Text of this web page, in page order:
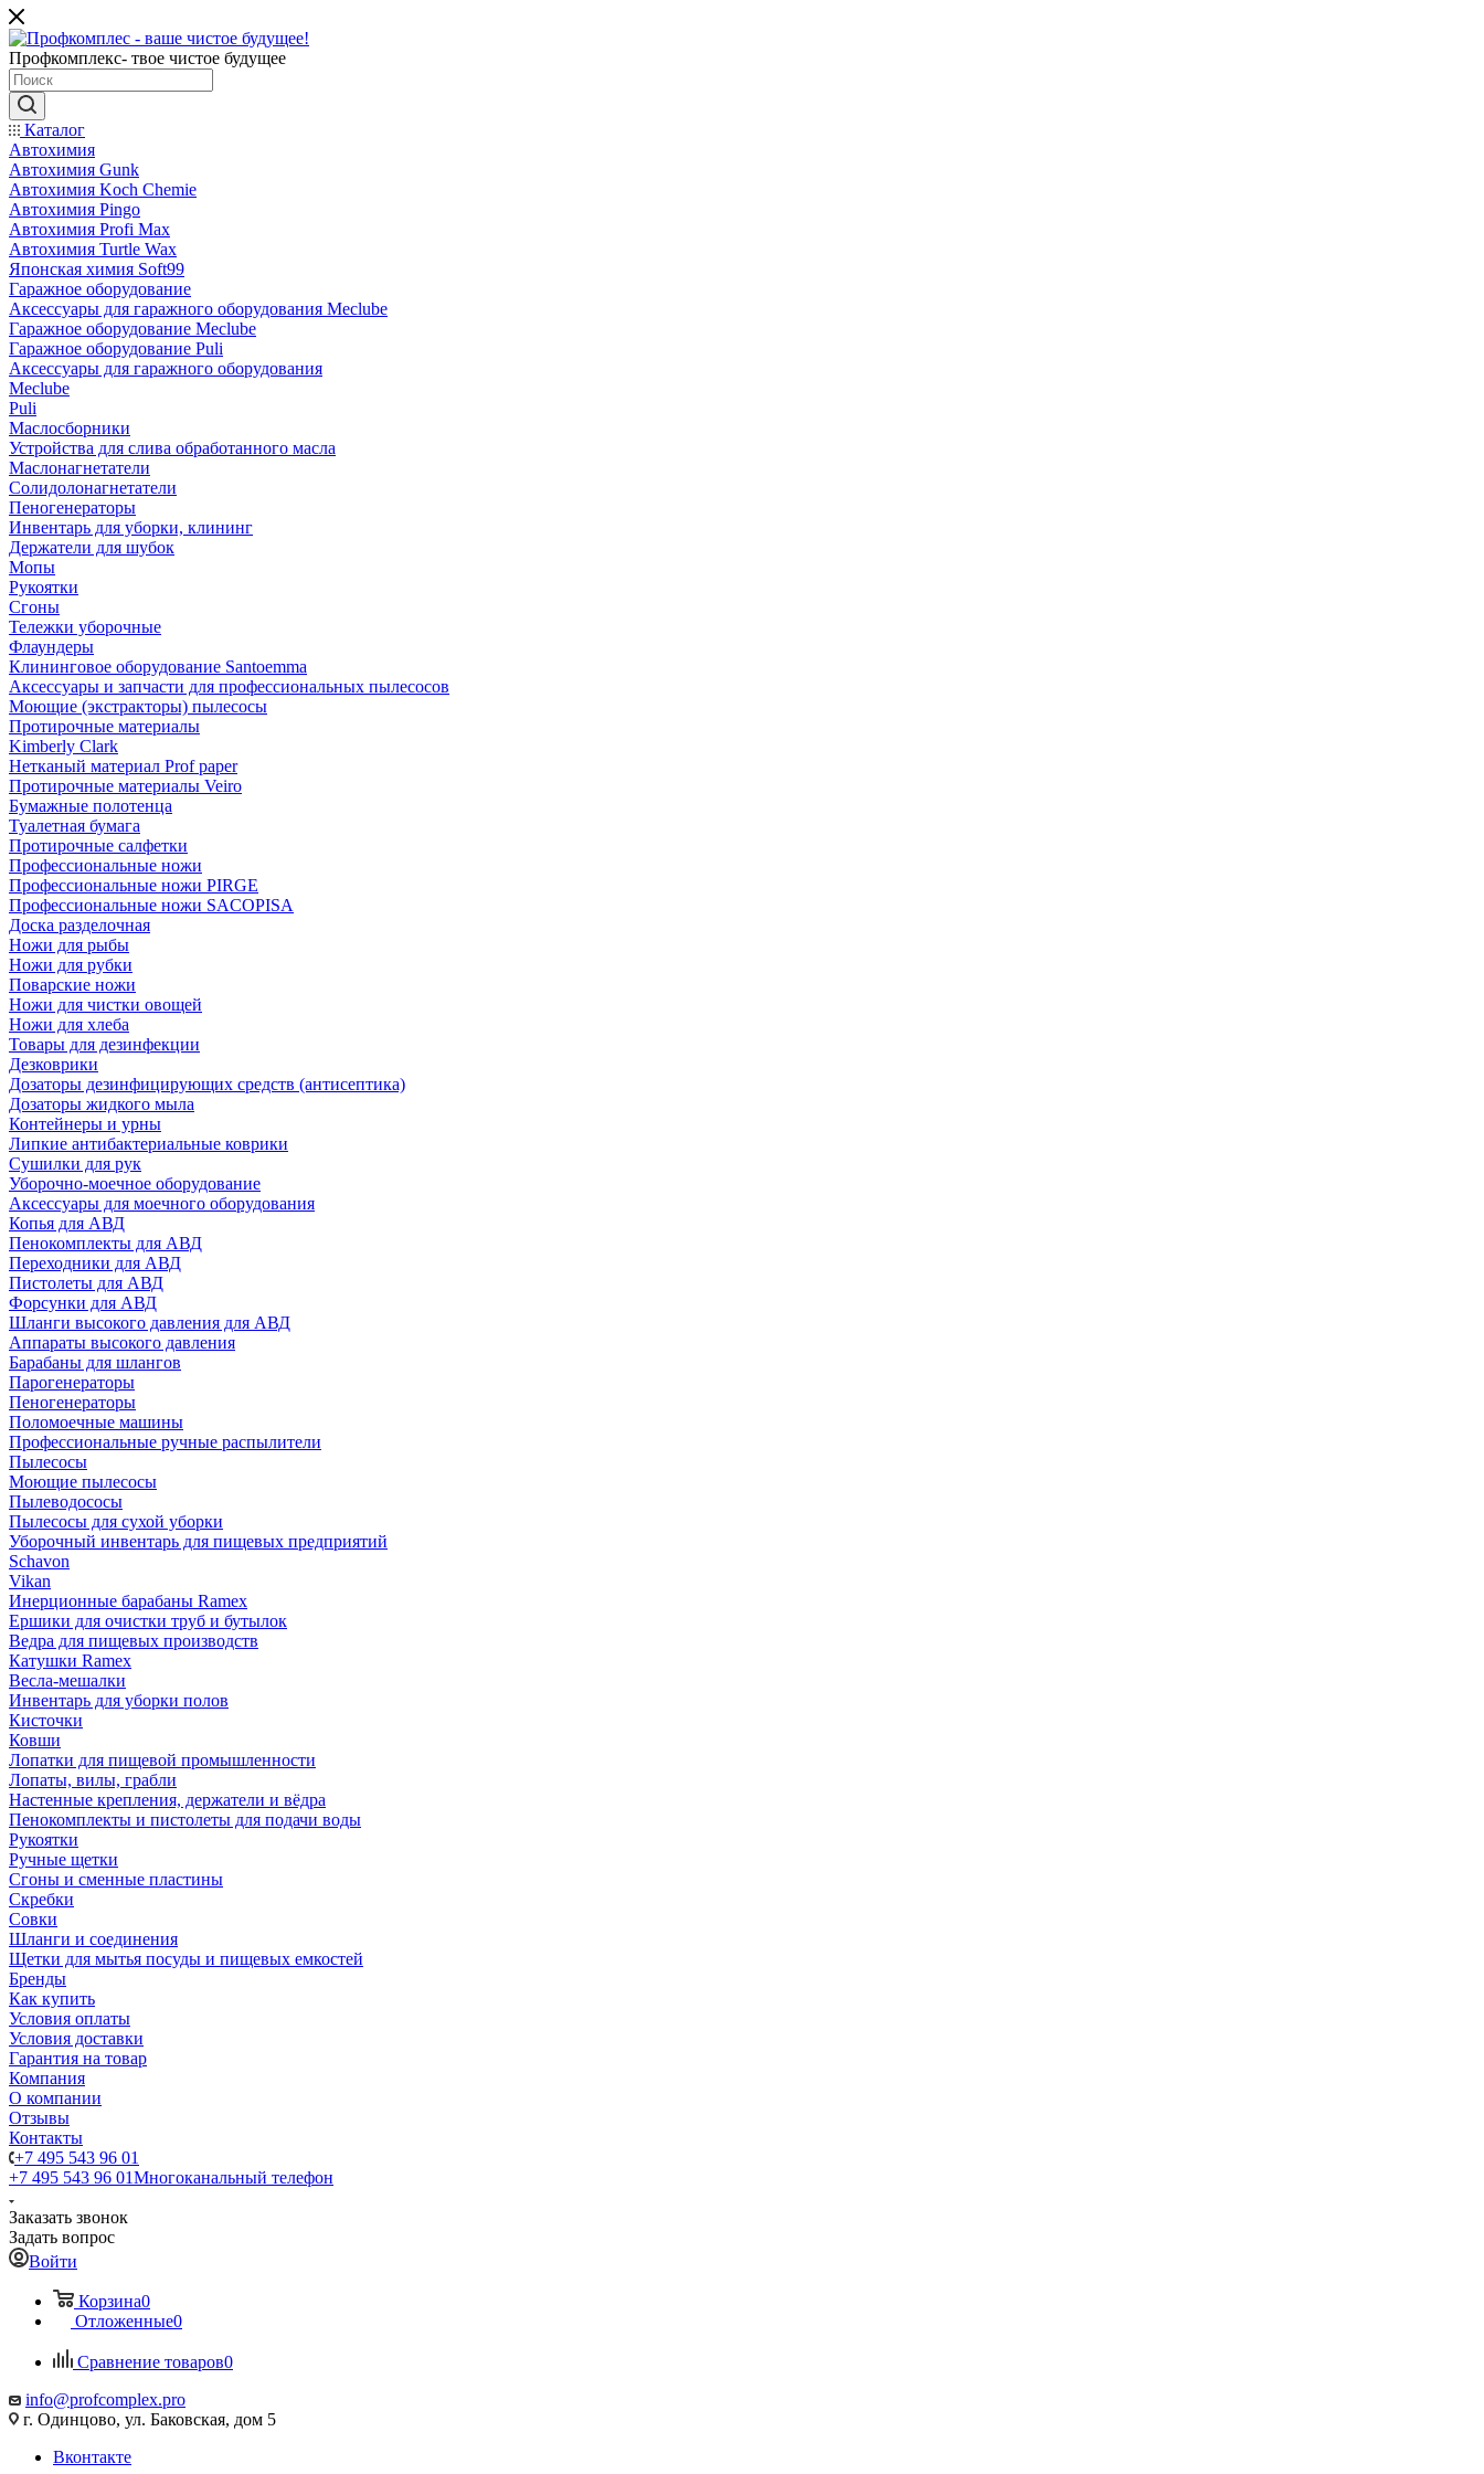
Профкомплекс- твое чистое будущее
Каталог
Автохимия
Автохимия Gunk
Автохимия Koch Chemie
Автохимия Pingo
Автохимия Profi Max
Автохимия Turtle Wax
Японская химия Soft99
Гаражное оборудование
Аксессуары для гаражного оборудования Meclube
Гаражное оборудование Meclube
Гаражное оборудование Puli
Аксессуары для гаражного оборудования
Meclube
Puli
Маслосборники
Устройства для слива обработанного масла
Маслонагнетатели
Солидолонагнетатели
Пеногенераторы
Инвентарь для уборки, клининг
Держатели для шубок
Мопы
Рукоятки
Сгоны
Тележки уборочные
Флаундеры
Клининговое оборудование Santoemma
Аксессуары и запчасти для профессиональных пылесосов
Моющие (экстракторы) пылесосы
Протирочные материалы
Kimberly Clark
Нетканый материал Prof paper
Протирочные материалы Veiro
Бумажные полотенца
Туалетная бумага
Протирочные салфетки
Профессиональные ножи
Профессиональные ножи PIRGE
Профессиональные ножи SACOPISA
Доска разделочная
Ножи для рыбы
Ножи для рубки
Поварские ножи
Ножи для чистки овощей
Ножи для хлеба
Товары для дезинфекции
Дезковрики
Дозаторы дезинфицирующих средств (антисептика)
Дозаторы жидкого мыла
Контейнеры и урны
Липкие антибактериальные коврики
Сушилки для рук
Уборочно-моечное оборудование
Аксессуары для моечного оборудования
Копья для АВД
Пенокомплекты для АВД
Переходники для АВД
Пистолеты для АВД
Форсунки для АВД
Шланги высокого давления для АВД
Аппараты высокого давления
Барабаны для шлангов
Парогенераторы
Пеногенераторы
Поломоечные машины
Профессиональные ручные распылители
Пылесосы
Моющие пылесосы
Пылеводососы
Пылесосы для сухой уборки
Уборочный инвентарь для пищевых предприятий
Schavon
Vikan
Инерционные барабаны Ramex
Ершики для очистки труб и бутылок
Ведра для пищевых производств
Катушки Ramex
Весла-мешалки
Инвентарь для уборки полов
Кисточки
Ковши
Лопатки для пищевой промышленности
Лопаты, вилы, грабли
Настенные крепления, держатели и вёдра
Пенокомплекты и пистолеты для подачи воды
Рукоятки
Ручные щетки
Сгоны и сменные пластины
Скребки
Совки
Шланги и соединения
Щетки для мытья посуды и пищевых емкостей
Бренды
Как купить
Условия оплаты
Условия доставки
Гарантия на товар
Компания
О компании
Отзывы
Контакты
+7 495 543 96 01
+7 495 543 96 01Многоканальный телефон
Заказать звонок
Задать вопрос
Войти
Корзина0
Отложенные0
Сравнение товаров0
info@profcomplex.pro
г. Одинцово, ул. Баковская, дом 5
Вконтакте